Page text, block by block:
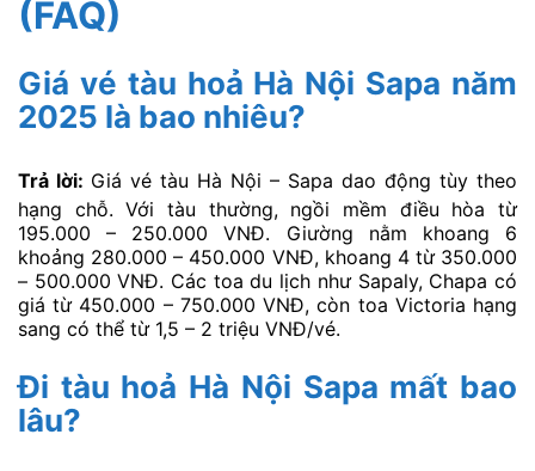
(FAQ)
Giá vé tàu hoả Hà Nội Sapa năm
2025 là bao nhiêu?
Trả lời: Giá vé tàu Hà Nội – Sapa dao động tùy theo
hạng chỗ. Với tàu thường, ngồi mềm điều hòa từ
195.000 – 250.000 VNĐ. Giường nằm khoang 6
khoảng 280.000 – 450.000 VNĐ, khoang 4 từ 350.000
– 500.000 VNĐ. Các toa du lịch như Sapaly, Chapa có
giá từ 450.000 – 750.000 VNĐ, còn toa Victoria hạng
sang có thể từ 1,5 – 2 triệu VNĐ/vé.
Đi tàu hoả Hà Nội Sapa mất bao
lâu?